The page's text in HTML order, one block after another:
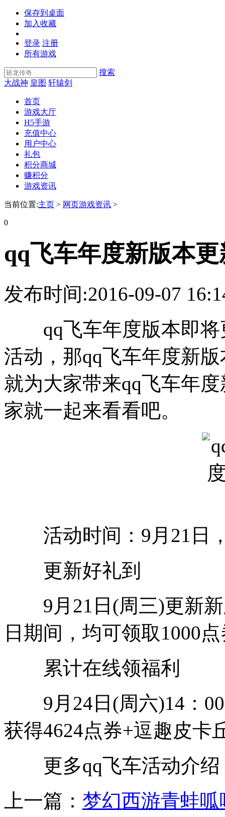
保存到桌面
加入收藏
登录 注册
所有游戏
搜索
大战神 皇图 轩辕剑
首页
游戏大厅
H5手游
充值中心
用户中心
礼包
积分商城
赚积分
游戏资讯
当前位置:主页 > 网页游戏资讯 >
0
qq飞车年度新版本
发布时间:2016-09-07
qq飞车年度版本即将
活动，那qq飞车年度新
就为大家带来qq飞车年
家就一起来看看吧。
活动时间：9月21日，
更新好礼到
9月21日(周三)更新新
日期间，均可领取1000
累计在线领福利
9月24日(周六)14：
获得4624点券+逗趣皮卡
更多qq飞车活动介绍
上一篇： 梦幻西游青蛙